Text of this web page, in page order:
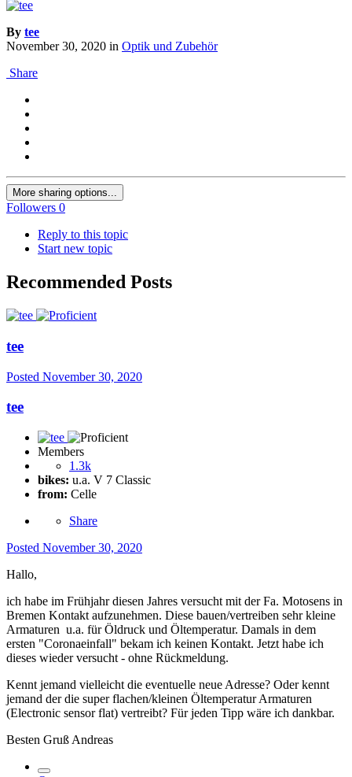
By tee
November 30, 2020 in Optik und Zubehör
Share
More sharing options...
Followers 0
Reply to this topic
Start new topic
Recommended Posts
tee
Posted November 30, 2020
tee
Members
1.3k
bikes: u.a. V 7 Classic
from: Celle
Share
Posted November 30, 2020
Hallo,
ich habe im Frühjahr diesen Jahres versucht mit der Fa. Motosens in
Bremen Kontakt aufzunehmen. Diese bauen/vertreiben sehr kleine
Armaturen u.a. für Öldruck und Öltemperatur. Damals in dem
ersten "Coronaeinfall" bekam ich keinen Kontakt. Jetzt habe ich
dieses wieder versucht - ohne Rückmeldung.
Kennt jemand vielleicht die eventuelle neue Adresse? Oder kennt
jemand der die super flachen/kleinen Öltemperatur Armaturen
(Electronic sensor flat) vertreibt? Für jeden Tipp wäre ich dankbar.
Besten Gruß Andreas